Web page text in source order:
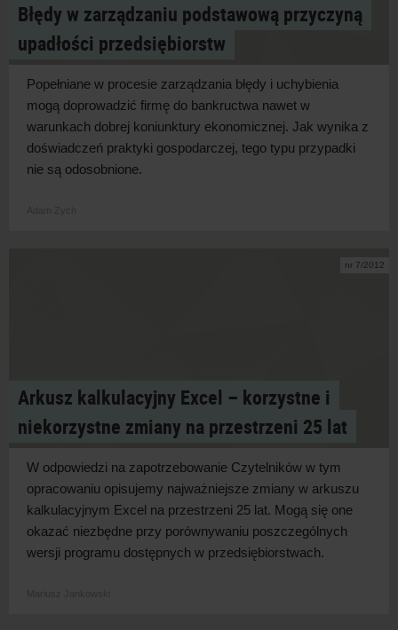
Błędy w zarządzaniu podstawową przyczyną
upadłości przedsiębiorstw
Popełniane w procesie zarządzania błędy i uchybienia
mogą doprowadzić firmę do bankructwa nawet w
warunkach dobrej koniunktury ekonomicznej. Jak wynika z
doświadczeń praktyki gospodarczej, tego typu przypadki
nie są odosobnione.
nr 7/2012
Arkusz kalkulacyjny Excel – korzystne i
niekorzystne zmiany na przestrzeni 25 lat
W odpowiedzi na zapotrzebowanie Czytelników w tym
opracowaniu opisujemy najważniejsze zmiany w arkuszu
kalkulacyjnym Excel na przestrzeni 25 lat. Mogą się one
okazać niezbędne przy porównywaniu poszczególnych
wersji programu dostępnych w przedsiębiorstwach.